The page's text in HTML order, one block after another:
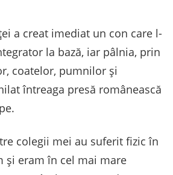
a creat imediat un con care l-
la bază, iar pâlnia, prin
coatelor, pumnilor și
întreaga presă românească
colegii mei au suferit fizic în
și eram în cel mai mare